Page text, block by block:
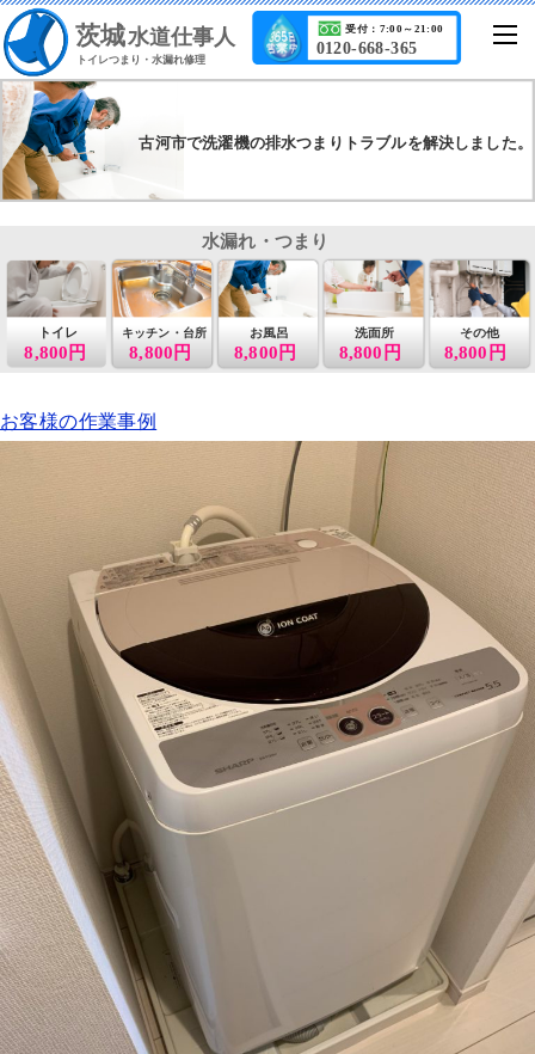
茨城水道仕事人
トイレつまり・水漏れ修理
0120-668-365
受付：7:00～21:00
古河市で洗濯機の排水つまりトラブルを解決しました。
8,800円
トイレ
8,800円
キッチン・台所 お風呂
8,800円
洗面所
8,800円
その他
8,800円
水漏れ・つまり
お客様の作業事例